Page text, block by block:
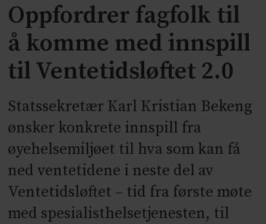
Oppfordrer fagfolk til
å komme med innspill
til Ventetidsløftet 2.0
Statssekretær Karl Kristian Bekeng
ønsker konkrete innspill fra
øyehelsemiljøet til hva som kan få
ned ventetidene i neste del av
Ventetidsløftet – tid fra første møte
med spesialisthelsetjenesten, til